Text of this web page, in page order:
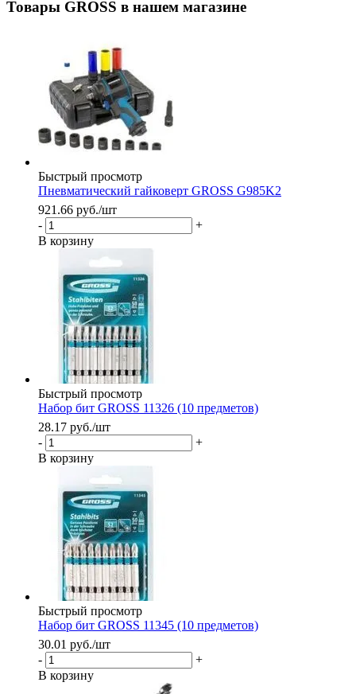
Товары GROSS в нашем магазине
Быстрый просмотр
Пневматический гайковерт GROSS G985K2
921.66 руб./шт
-
+
В корзину
Быстрый просмотр
Набор бит GROSS 11326 (10 предметов)
28.17 руб./шт
-
+
В корзину
Быстрый просмотр
Набор бит GROSS 11345 (10 предметов)
30.01 руб./шт
-
+
В корзину